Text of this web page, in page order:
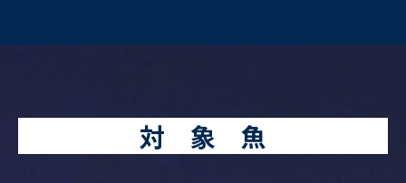
対 象 魚